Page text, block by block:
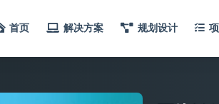
首页 解决方案 规划设计